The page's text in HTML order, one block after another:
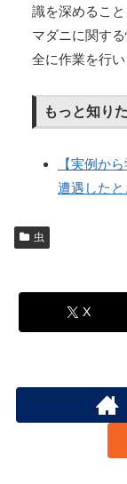
識を深めるこ
マダニに関す
全に作業を行い
もっと知り
【実例か
遭遇したと
虫
X